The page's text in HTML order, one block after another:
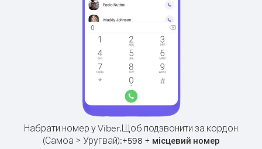
Набрати номер у Viber.Щоб подзвонити за кордон
(Самоа > Уругвай):+598 + місцевий номер